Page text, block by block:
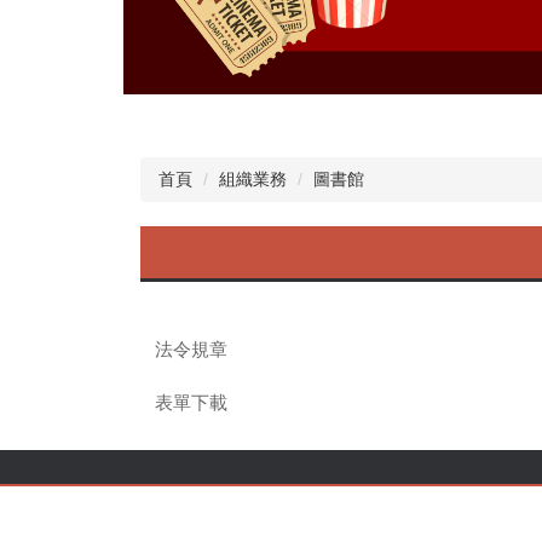
首頁 組織業務 圖書館
法令規章
表單下載